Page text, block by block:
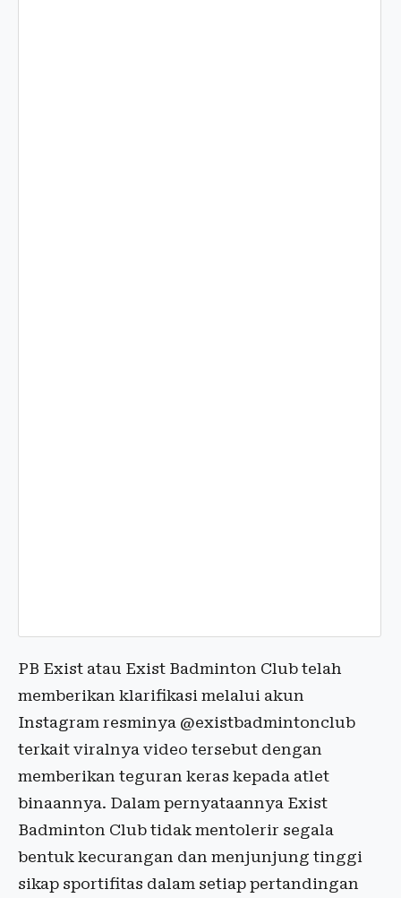
PB Exist atau Exist Badminton Club telah
memberikan klarifikasi melalui akun
Instagram resminya @existbadmintonclub
terkait viralnya video tersebut dengan
memberikan teguran keras kepada atlet
binaannya. Dalam pernyataannya Exist
Badminton Club tidak mentolerir segala
bentuk kecurangan dan menjunjung tinggi
sikap sportifitas dalam setiap pertandingan